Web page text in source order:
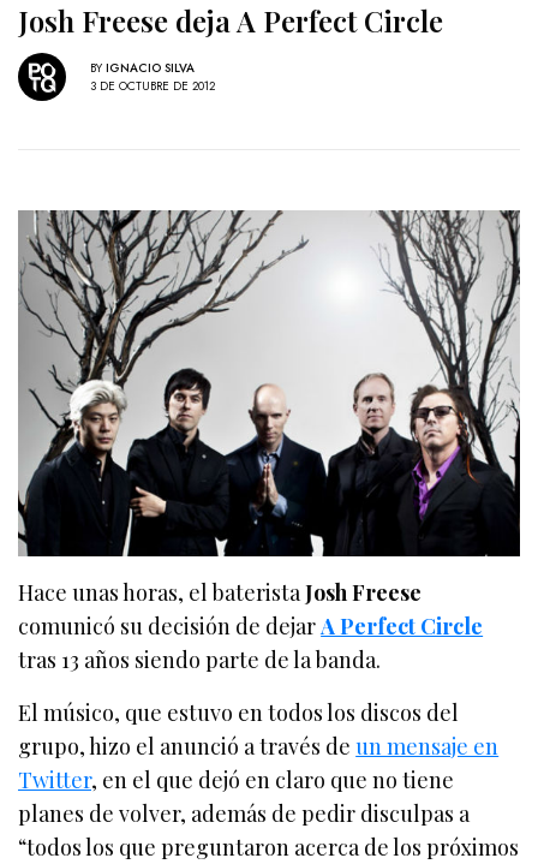
Josh Freese deja A Perfect Circle
BY IGNACIO SILVA
3 DE OCTUBRE DE 2012
Hace unas horas, el bateristaJosh Freese
comunicó su decisión de dejarA Perfect Circle
tras 13 años siendo parte de la banda.
El músico, que estuvo en todos los discos del
grupo, hizo el anunció a través deun mensaje en
Twitter, en el que dejó en claro que no tiene
planes de volver, además de pedir disculpas a
“todos los que preguntaron acerca de los próximos